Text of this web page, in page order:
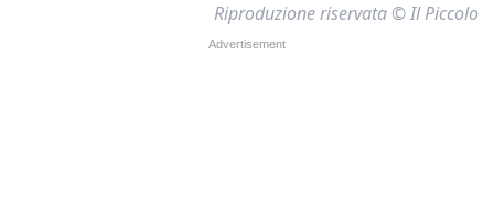
Riproduzione riservata © Il Piccolo